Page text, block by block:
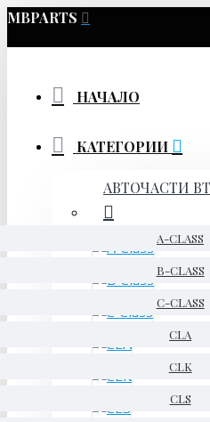
MBPARTS
НАЧАЛО
КАТЕГОРИИ
АВТОЧАСТИ
A-CLASS
B-CLASS
C-CLASS
CLA
CLK
CLS